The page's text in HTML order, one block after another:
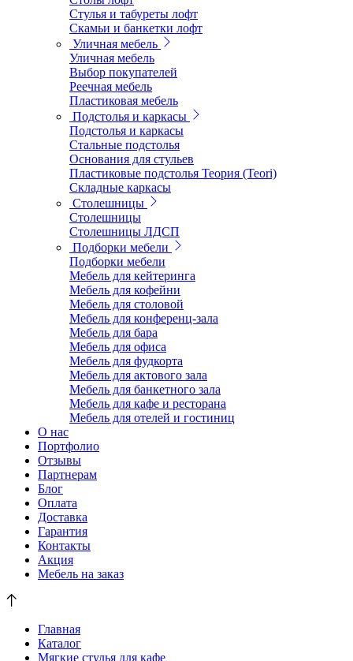
Стулья и табуреты лофт
Скамьи и банкетки лофт
Уличная мебель
Уличная мебель
Выбор покупателей
Реечная мебель
Пластиковая мебель
Подстолья и каркасы
Подстолья и каркасы
Стальные подстолья
Основания для стульев
Пластиковые подстолья Теория (Teori)
Складные каркасы
Столешницы
Столешницы
Столешницы ЛДСП
Подборки мебели
Подборки мебели
Мебель для кейтеринга
Мебель для кофейни
Мебель для столовой
Мебель для конференц-зала
Мебель для бара
Мебель для офиса
Мебель для фудкорта
Мебель для актового зала
Мебель для банкетного зала
Мебель для кафе и ресторана
Мебель для отелей и гостиниц
О нас
Портфолио
Отзывы
Партнерам
Блог
Оплата
Доставка
Гарантия
Контакты
Акция
Мебель на заказ
Главная
Каталог
Мягкие стулья для кафе